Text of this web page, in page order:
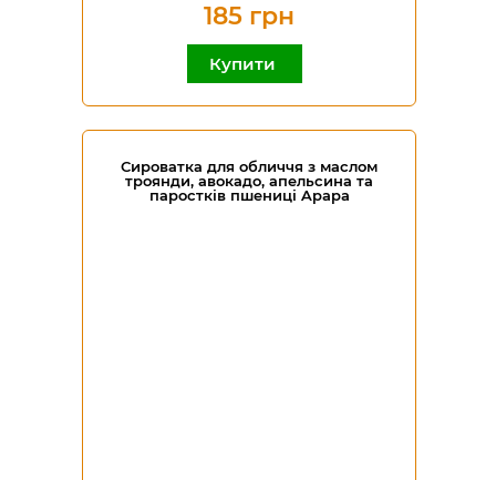
185 грн
Купити
Сироватка для обличчя з маслом
троянди, авокадо, апельсина та
паростків пшениці Apapa